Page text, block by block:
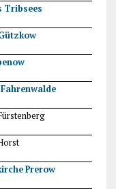
Tribsees
Prerow